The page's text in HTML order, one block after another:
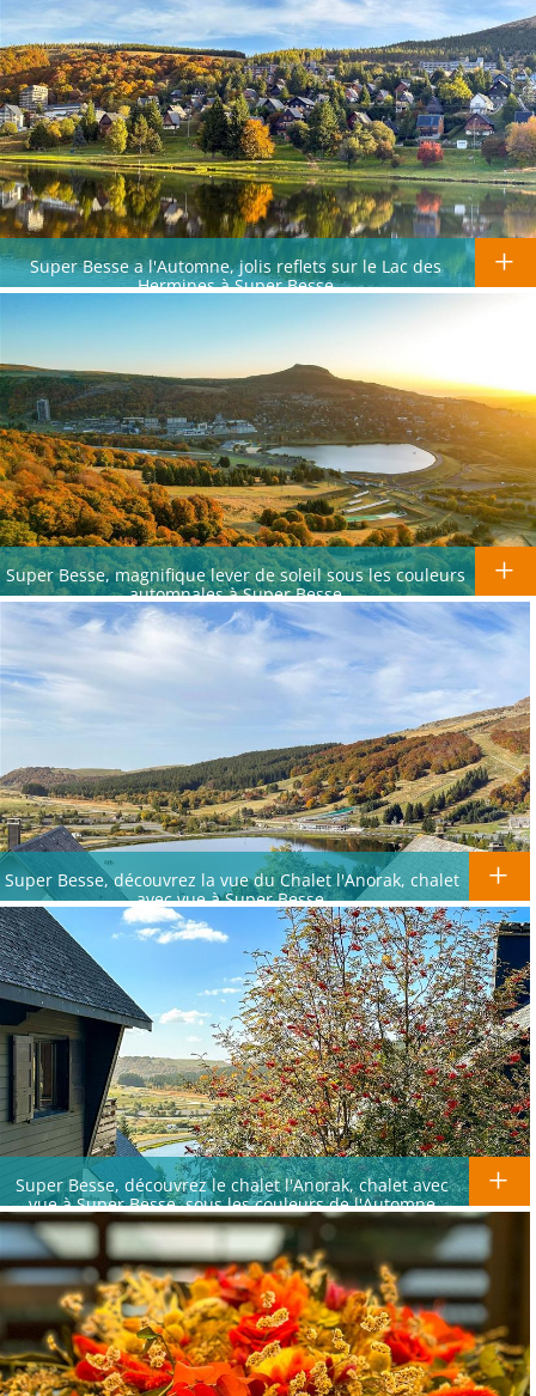
Super Besse a l'Automne, jolis reflets sur le Lac des
Hermines à Super Besse
Super Besse, magnifique lever de soleil sous les couleurs
automnales à Super Besse
Super Besse, découvrez la vue du Chalet l'Anorak, chalet
avec vue à Super Besse.
Super Besse, découvrez le chalet l'Anorak, chalet avec
vue à Super Besse, sous les couleurs de l'Automne